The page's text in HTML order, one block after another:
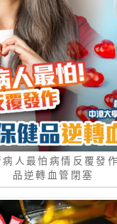
病人最怕病情反覆發
品逆轉血管閉塞